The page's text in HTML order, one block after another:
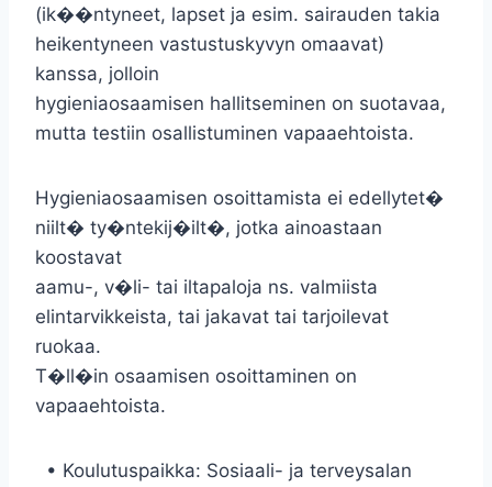
(ik��ntyneet, lapset ja esim. sairauden takia
heikentyneen vastustuskyvyn omaavat)
kanssa, jolloin
hygieniaosaamisen hallitseminen on suotavaa,
mutta testiin osallistuminen vapaaehtoista.
Hygieniaosaamisen osoittamista ei edellytet�
niilt� ty�ntekij�ilt�, jotka ainoastaan
koostavat
aamu-, v�li- tai iltapaloja ns. valmiista
elintarvikkeista, tai jakavat tai tarjoilevat
ruokaa.
T�ll�in osaamisen osoittaminen on
vapaaehtoista.
• Koulutuspaikka: Sosiaali- ja terveysalan